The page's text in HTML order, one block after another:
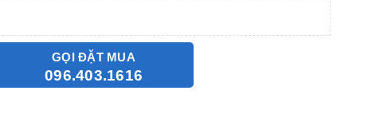
GỌI ĐẶT MUA
096.403.1616